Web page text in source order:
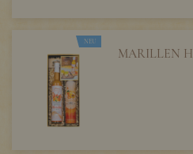
NEU
MARILLEN